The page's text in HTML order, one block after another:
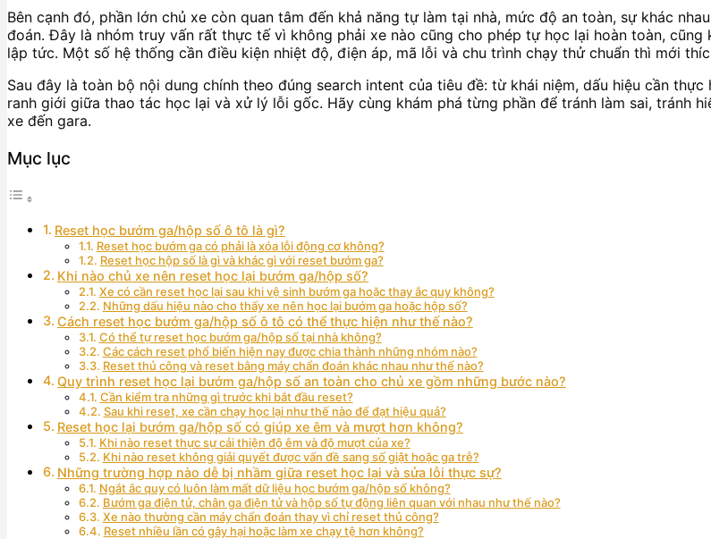
Bên cạnh đó, phần lớn chủ xe còn quan tâm đến khả năng tự làm tại nhà, mức độ an toàn, sự khác
đoán. Đây là nhóm truy vấn rất thực tế vì không phải xe nào cũng cho phép tự học lại hoàn toàn,
lập tức. Một số hệ thống cần điều kiện nhiệt độ, điện áp, mã lỗi và chu trình chạy thử chuẩn thì mới
Sau đây là toàn bộ nội dung chính theo đúng search intent của tiêu đề: từ khái niệm, dấu hiệu cần
ranh giới giữa thao tác học lại và xử lý lỗi gốc. Hãy cùng khám phá từng phần để tránh làm sai, tránh
xe đến gara.
Mục lục
Reset học bướm ga/hộp số ô tô là gì?
Reset học bướm ga có phải là xóa lỗi động cơ không?
Reset học hộp số là gì và khác gì với reset bướm ga?
Khi nào chủ xe nên reset học lại bướm ga/hộp số?
Xe có cần reset học lại sau khi vệ sinh bướm ga hoặc thay ắc quy không?
Những dấu hiệu nào cho thấy xe nên học lại bướm ga hoặc hộp số?
Cách reset học bướm ga/hộp số ô tô có thể thực hiện như thế nào?
Có thể tự reset học bướm ga/hộp số tại nhà không?
Các cách reset phổ biến hiện nay được chia thành những nhóm nào?
Reset thủ công và reset bằng máy chẩn đoán khác nhau như thế nào?
Quy trình reset học lại bướm ga/hộp số an toàn cho chủ xe gồm những bước nào?
Cần kiểm tra những gì trước khi bắt đầu reset?
Sau khi reset, xe cần chạy học lại như thế nào để đạt hiệu quả?
Reset học lại bướm ga/hộp số có giúp xe êm và mượt hơn không?
Khi nào reset thực sự cải thiện độ êm và độ mượt của xe?
Khi nào reset không giải quyết được vấn đề sang số giật hoặc ga trễ?
Những trường hợp nào dễ bị nhầm giữa reset học lại và sửa lỗi thực sự?
Ngắt ắc quy có luôn làm mất dữ liệu học bướm ga/hộp số không?
Bướm ga điện tử, chân ga điện tử và hộp số tự động liên quan với nhau như thế nào?
Xe nào thường cần máy chẩn đoán thay vì chỉ reset thủ công?
Reset nhiều lần có gây hại hoặc làm xe chạy tệ hơn không?